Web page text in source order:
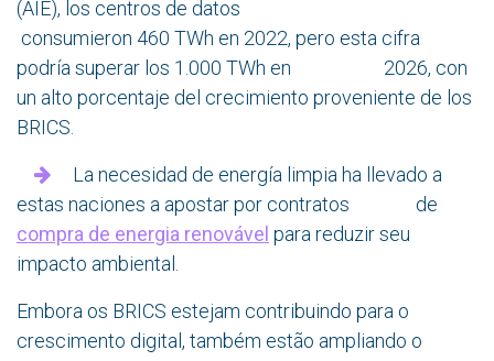
(AIE), los centros de datos
consumieron 460 TWh en 2022, pero esta cifra
podría superar los 1.000 TWh en 2026, con
un alto porcentaje del crecimiento proveniente de los
BRICS.
La necesidad de energía limpia ha llevado a
estas naciones a apostar por contratos de
compra de energia renovável para reduzir seu
impacto ambiental.
Embora os BRICS estejam contribuindo para o
crescimento digital, também estão ampliando o